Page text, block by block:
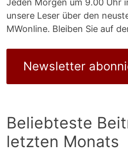
Jeden Morgen um 9.00 Uhr
unsere Leser über den
MWonline. Bleiben Sie auf
Newsletter
Beliebteste
letzten Monats